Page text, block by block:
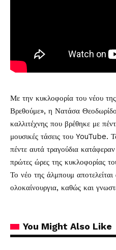
Με την κυκλοφορία του νέου
Βρεθούμε», η Νατάσα
καλλιτέχνης που βρέθηκε με
μουσικές τάσεις του YouTube.
πέντε αυτά τραγούδια
πρώτες ώρες της κυκλοφορίας
Το νέο της άλμπουμ
ολοκαίνουργια, καθώς και
You Might Also Like